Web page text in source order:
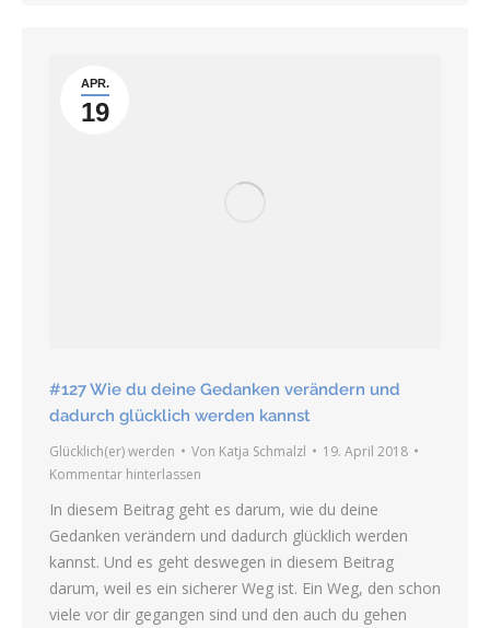
APR.
19
#127 Wie du deine Gedanken verändern und
dadurch glücklich werden kannst
Glücklich(er) werden Von Katja Schmalzl
19. April 2018
Kommentar hinterlassen
In diesem Beitrag geht es darum, wie du deine
Gedanken verändern und dadurch glücklich werden
kannst. Und es geht deswegen in diesem Beitrag
darum, weil es ein sicherer Weg ist. Ein Weg, den schon
viele vor dir gegangen sind und den auch du gehen